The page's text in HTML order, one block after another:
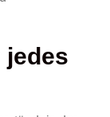
jedes